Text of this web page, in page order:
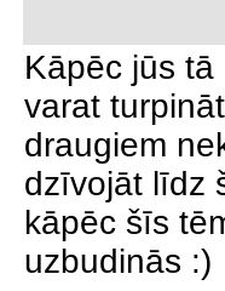
Kāpēc jūs
varat
draugiem
dzīvojāt līdz
kāpēc šīs
uzbudinās :)